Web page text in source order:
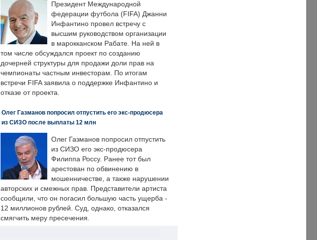
Президент Международной
федерации футбола (FIFA) Джанни
Инфантино провел встречу с
высшим руководством организации
в марокканском Рабате. На ней в
том числе обсуждался проект по созданию
дочерней структуры для продажи доли прав на
чемпионаты частным инвесторам. По итогам
встречи FIFA заявила о поддержке Инфантино и
отказе от проекта.
Олег Газманов попросил отпустить его экс-продюсера
из СИЗО после выплаты 12 млн
Олег Газманов попросил отпустить
из СИЗО его экс-продюсера
Филиппа Россу. Ранее тот был
арестован по обвинению в
мошенничестве, а также нарушении
авторских и смежных прав. Представители артиста
сообщили, что он погасил большую часть ущерба -
12 миллионов рублей. Суд, однако, отказался
смягчить меру пресечения.